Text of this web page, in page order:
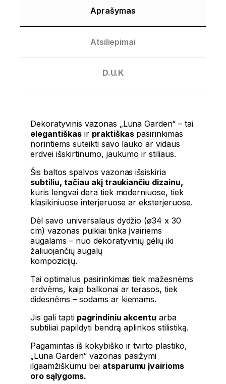
Aprašymas
Atsiliepimai
D.U.K
Dekoratyvinis vazonas „Luna Garden“ – tai
elegantiškasir praktiškaspasirinkimas
norintiems suteikti savo lauko ar vidaus
erdvei išskirtinumo, jaukumo ir stiliaus.
Šis baltos spalvos vazonas išsiskiria
subtiliu, tačiau akį traukiančiu dizainu,
kuris lengvai dera tiek moderniuose, tiek
klasikiniuose interjeruose ar eksterjeruose.
Dėl savo universalaus dydžio (ø34 x 30
cm) vazonas puikiai tinka įvairiems
augalams – nuo dekoratyvinių gėlių iki
žaliuojančių augalų
kompozicijų.
Tai optimalus pasirinkimas tiek mažesnėms
erdvėms, kaip balkonai ar terasos, tiek
didesnėms – sodams ar kiemams.
Jis gali taptipagrindiniu akcentu arba
subtiliai papildyti bendrą aplinkos stilistiką.
Pagamintas iš kokybiško ir tvirto plastiko,
„Luna Garden“ vazonas pasižymi
ilgaamžiškumu bei atsparumu įvairioms
oro sąlygoms.